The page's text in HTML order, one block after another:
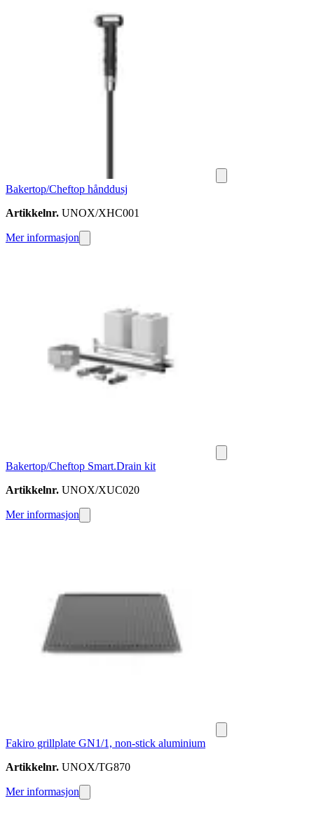
Bakertop/Cheftop hånddusj
Artikkelnr. UNOX/XHC001
Mer informasjon
Bakertop/Cheftop Smart.Drain kit
Artikkelnr. UNOX/XUC020
Mer informasjon
Fakiro grillplate GN1/1, non-stick aluminium
Artikkelnr. UNOX/TG870
Mer informasjon